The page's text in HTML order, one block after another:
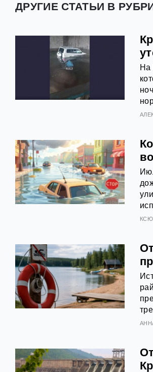
ДРУГИЕ СТАТЬИ В
На